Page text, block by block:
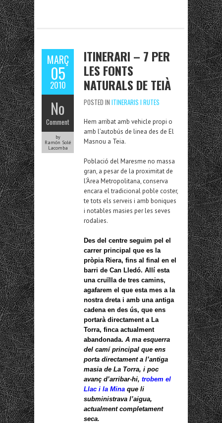
MARÇ
05
2010
No
Comment
by
Ramón Solé
Lacomba
ITINERARI – 7 PER
LES FONTS
NATURALS DE TEIÀ
POSTED IN ITINERARIS I RUTES
Hem arribat amb vehicle propi o
amb l’autobús de linea des de El
Masnou a Teia.
Població del Maresme no massa
gran, a pesar de la proximitat de
l’Àrea Metropolitana, conserva
encara el tradicional poble coster,
te tots els serveis i amb boniques
i notables masies per les seves
rodalies.
Des del centre seguim pel el
carrer principal que es la
pròpia Riera, fins al final en el
barri de Can Lledó. Allí esta
una cruïlla de tres camins,
agafarem el que esta mes a la
nostra dreta i amb una antiga
cadena en des ús, que ens
portarà directament a La
Torra, finca actualment
abandonada. A ma esquerra
del camí principal que ens
porta directament a l’antiga
masia de La Torra, i poc
avanç d’arribar-hi, trobem el
Llac i la Mina que li
subministrava l’aigua,
actualment completament
seca.